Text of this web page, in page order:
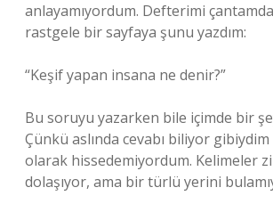
anlayamıyordum. Defterimi
rastgele bir sayfaya şunu yazdım:
“Keşif yapan insana ne denir?”
Bu soruyu yazarken bile içimde bir
Çünkü aslında cevabı biliyor
olarak hissedemiyordum. Kelimeler
dolaşıyor, ama bir türlü yerini